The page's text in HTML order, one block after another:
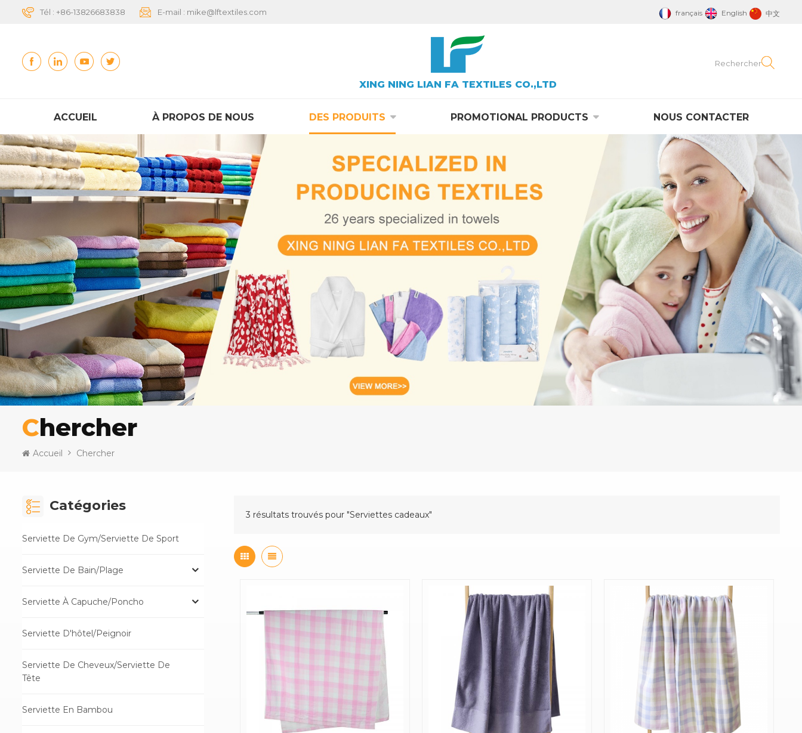
français English 中文
Tél : +86-13826683838 E-mail : mike@lftextiles.com
XING NING LIAN FA TEXTILES CO.,LTD
ACCUEIL À PROPOS DE NOUS DES PRODUITS PROMOTIONAL PRODUCTS NOUS CONTACTER
Chercher
Accueil Chercher
Catégories
Serviette De Gym/serviette De Sport
Serviette De Bain/plage
Serviette À Capuche/poncho
Serviette D'hôtel/peignoir
Serviette De Cheveux/Serviette De
Tête
Serviette En Bambou
3 résultats trouvés pour "Serviettes cadeaux"